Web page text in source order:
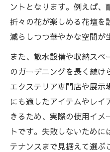
失敗しないため
エクステリア見
業者実績を比較し
心感
口コミを参考にした
エクステリア選
口コミでわかる
エクステリアの
差
ントとなります。例えば、
折々の花が楽しめる花壇を
減らしつつ華やかな空間が
また、散水設備や収納ス
のガーデニングを長く続け
エクステリア専門店や展示
にも適したアイテムやレイ
きるため、実際の使用イメ
トです。失敗しないため
テナンスまで見据えて選ぶ